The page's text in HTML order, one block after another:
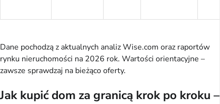
Dane pochodzą z aktualnych analiz Wise.com oraz raportów
rynku nieruchomości na 2026 rok. Wartości orientacyjne –
zawsze sprawdzaj na bieżąco oferty.
Jak kupić dom za granicą krok po kroku –